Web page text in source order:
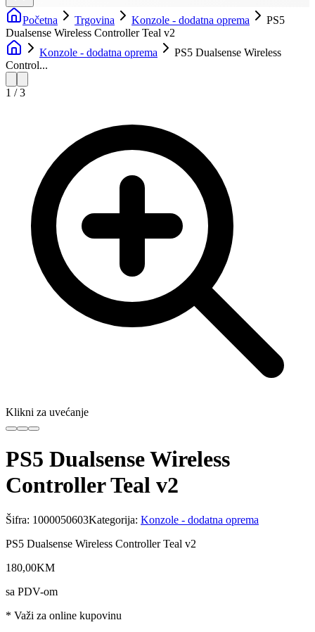
Početna Trgovina Konzole - dodatna oprema
PS5
Dualsense Wireless Controller Teal v2
Konzole - dodatna oprema
PS5 Dualsense Wireless
Control...
1 /3
Klikni za uvećanje
PS5 Dualsense Wireless
Controller Teal v2
Šifra: 1000050603Kategorija: Konzole - dodatna oprema
PS5 Dualsense Wireless Controller Teal v2
180,00KM
sa PDV-om
* Važi za online kupovinu